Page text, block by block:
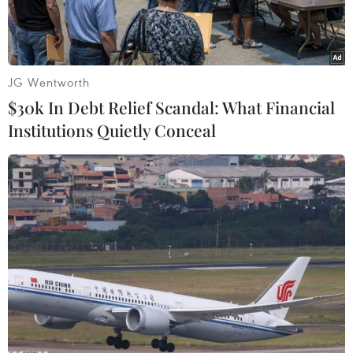
(Ảnh minh họa: One Green Planet)
Những hình ảnh gây sửng sốt về những mảnh
nhựa, dây cao su và các chất thải khác được tìm
thấy trong dạ dày một con rùa xanh tại Thái Lan
đã cho thấy sự nghiêm trọng của vấn đề rác thải
JG Wentworth
$30k In Debt Relief Scandal: What Financial
Institutions Quietly Conceal